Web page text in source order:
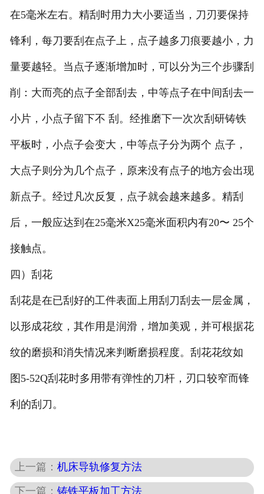
在5毫米左右。精刮时用力大小要适当，刀刃要保持
锋利，每刀要刮在点子上，点子越多刀痕要越小，力
量要越轻。当点子逐渐增加时，可以分为三个步骤刮
削：大而亮的点子全部刮去，中等点子在中间刮去一
小片，小点子留下不 刮。经推磨下一次次刮研铸铁
平板时，小点子会变大，中等点子分为两个 点子，
大点子则分为几个点子，原来没有点子的地方会出现
新点子。经过凡次反复，点子就会越来越多。精刮
后，一般应达到在25毫米X25毫米面积内有20〜 25个
接触点。
四）刮花
刮花是在已刮好的工件表面上用刮刀刮去一层金属，
以形成花纹，其作用是润滑，增加美观，并可根据花
纹的磨损和消失情况来判断磨损程度。刮花花纹如
图5-52Q刮花时多用带有弹性的刀杆，刃口较窄而锋
利的刮刀。
上一篇：机床导轨修复方法
下一篇：铸铁平板加工方法